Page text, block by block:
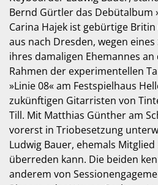
Bernd Gürtler das Debütalbum
Carina Hajek ist gebürtige
aus nach Dresden, wegen
ihres damaligen Ehemannes
Rahmen der experimentellen
»Linie 08« am Festspielhaus
zukünftigen Gitarristen von
Till. Mit Matthias Günther am
vorerst in Triobesetzung
Ludwig Bauer, ehemals
überreden kann. Die beiden
anderem von